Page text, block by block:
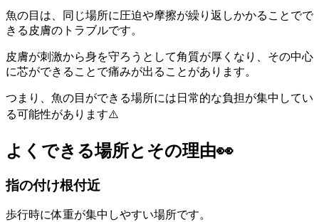
魚の目は、同じ場所に圧迫や摩擦が繰り返しかかることでで
きる皮膚のトラブルです。
皮膚が刺激から身を守ろうとして角質が厚くなり、その中心
に芯ができることで痛みが出ることがあります。
つまり、魚の目ができる場所には日常的な負担が集中してい
る可能性があります⚠️
よくできる場所とその理由👀
指の付け根付近
歩行時に体重が集中しやすい場所です。